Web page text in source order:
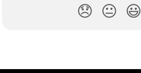
😞 😐 😃